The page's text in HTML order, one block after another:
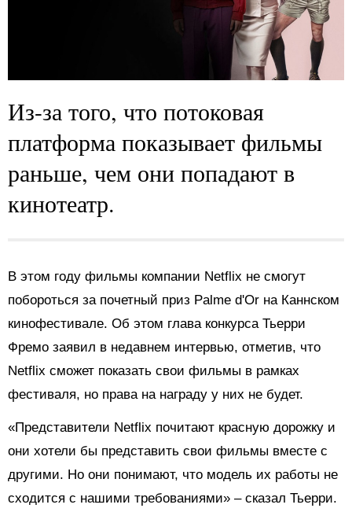
Из-за того, что потоковая
платформа показывает фильмы
раньше, чем они попадают в
кинотеатр.
В этом году фильмы компании Netflix не смогут
побороться за почетный приз Palme d'Or на Каннском
кинофестивале. Об этом глава конкурса Тьерри
Фремо заявил в недавнем интервью, отметив, что
Netflix сможет показать свои фильмы в рамках
фестиваля, но права на награду у них не будет.
«Представители Netflix почитают красную дорожку и
они хотели бы представить свои фильмы вместе с
другими. Но они понимают, что модель их работы не
сходится с нашими требованиями» – сказал Тьерри.